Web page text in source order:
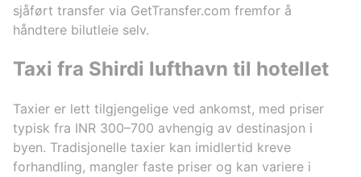
sjåført transfer via GetTransfer.com fremfor å
håndtere bilutleie selv.
Taxi fra Shirdi lufthavn til hotellet
Taxier er lett tilgjengelige ved ankomst, med priser
typisk fra INR 300–700 avhengig av destinasjon i
byen. Tradisjonelle taxier kan imidlertid kreve
forhandling, mangler faste priser og kan variere i